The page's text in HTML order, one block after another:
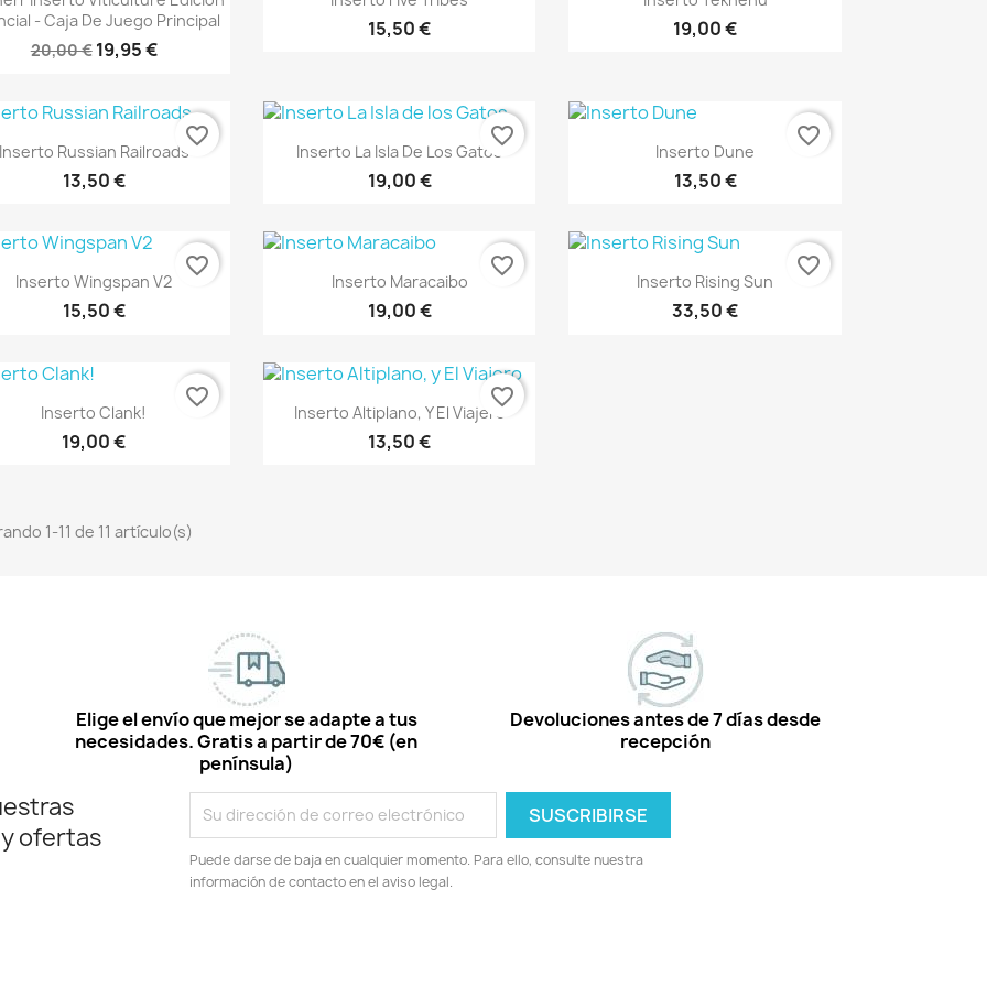
- Caja De Juego Principal
20,00 € 19,95 €
15,50 € 19,00 €
 Vista rápida
Russian Railroads
13,50 €
favorite_border  Vista rápida
Inserto La Isla De Los Gatos
19,00 €
favorite_border Vista rápida
Inserto Dune
13,50 €
favorite_border
Vista rápida
Inserto Wingspan V2
15,50 €
favorite_border Vista rápida
Inserto Maracaibo
19,00 €
favorite_border Vista rápida
Inserto Rising Sun
33,50 €
favorite_border
Vista rápida
Inserto Clank!
19,00 €
favorite_border Vista rápida
Inserto Altiplano, Y El Viajero
13,50 €
favorite_border
1-11 de 11 artículo(s)
Elige el envío que mejor se adapte a tus
necesidades. Gratis a partir de 70€ (en
península)
Devoluciones antes de 7 días desde
recepción
ofertas
Puede darse de baja en cualquier momento. Para ello, consulte nuestra
información de contacto en el aviso legal.